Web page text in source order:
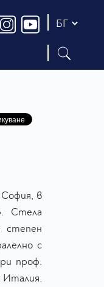
в
Стела
степен
с
проф.
Италия.